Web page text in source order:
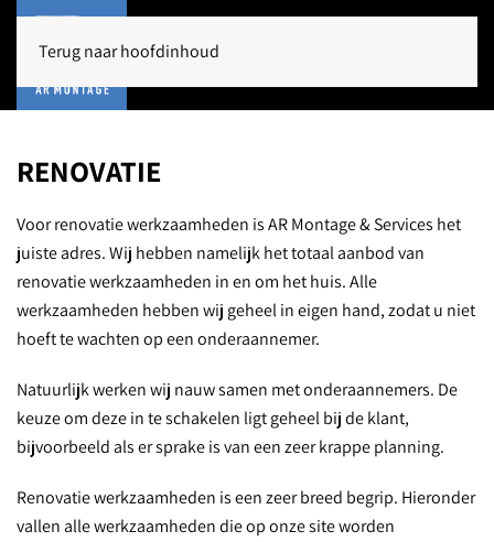
Terug naar hoofdinhoud
RENOVATIE
Voor renovatie werkzaamheden is AR Montage & Services het
juiste adres. Wij hebben namelijk het totaal aanbod van
renovatie werkzaamheden in en om het huis. Alle
werkzaamheden hebben wij geheel in eigen hand, zodat u niet
hoeft te wachten op een onderaannemer.
Natuurlijk werken wij nauw samen met onderaannemers. De
keuze om deze in te schakelen ligt geheel bij de klant,
bijvoorbeeld als er sprake is van een zeer krappe planning.
Renovatie werkzaamheden is een zeer breed begrip. Hieronder
vallen alle werkzaamheden die op onze site worden